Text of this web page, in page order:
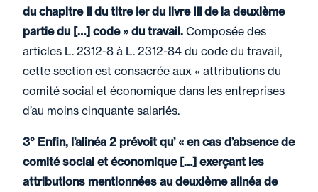
du chapitre II du titre Ier du livre III de la deuxième
partie du […] code » du travail. Composée des
articles L. 2312-8 à L. 2312-84 du code du travail,
cette section est consacrée aux « attributions du
comité social et économique dans les entreprises
d’au moins cinquante salariés.
3° Enfin, l’alinéa 2 prévoit qu’ « en cas d’absence de
comité social et économique […] exerçant les
attributions mentionnées au deuxième alinéa de